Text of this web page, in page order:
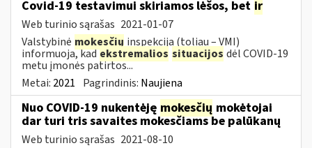
Covid-19 testavimui skiriamos lėšos, bet ir
Web turinio sąrašas 2021-01-07
Valstybinė mokesčių inspekcija (toliau – VMI)
informuoja, kadekstremalios situacijos dėl COVID-19
metu įmonės patirtos...
Metai: 2021 Pagrindinis: Naujiena
Nuo COVID-19 nukentėję mokesčių mokėtojai
dar turi tris savaites mokesčiams be palūkanų
Web turinio sąrašas 2021-08-10